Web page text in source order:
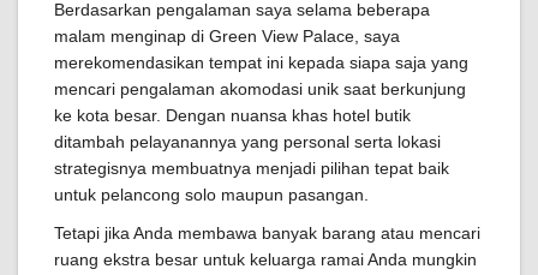
Berdasarkan pengalaman saya selama beberapa
malam menginap di Green View Palace, saya
merekomendasikan tempat ini kepada siapa saja yang
mencari pengalaman akomodasi unik saat berkunjung
ke kota besar. Dengan nuansa khas hotel butik
ditambah pelayanannya yang personal serta lokasi
strategisnya membuatnya menjadi pilihan tepat baik
untuk pelancong solo maupun pasangan.
Tetapi jika Anda membawa banyak barang atau mencari
ruang ekstra besar untuk keluarga ramai Anda mungkin